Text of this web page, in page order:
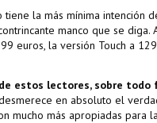
la más mínima intención
manco que se
euros, la versión Touch a
estos lectores, sobre todo
en absoluto el
mucho más apropiadas para